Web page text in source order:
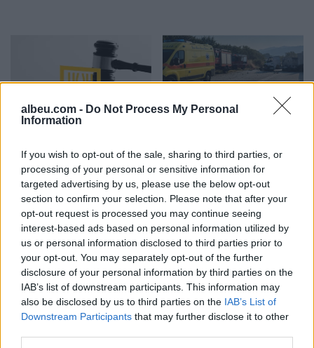
albeu.com - Do Not Process My Personal
Information
If you wish to opt-out of the sale, sharing to third parties, or
processing of your personal or sensitive information for
targeted advertising by us, please use the below opt-out
section to confirm your selection. Please note that after your
opt-out request is processed you may continue seeing
interest-based ads based on personal information utilized by
us or personal information disclosed to third parties prior to
your opt-out. You may separately opt-out of the further
disclosure of your personal information by third parties on the
IAB’s list of downstream participants. This information may
also be disclosed by us to third parties on the IAB’s List of
Downstream Participants that may further disclose it to other
kundërshton rregullat e
reja të GJKKO-së për
median: Të rishikohen
kufizimet ndaj gazetarëve
dhe informimit publik
në aksidentin tragjik/
Ishin nisur për në punë,
por fati u kishte rezervuar
udhëtimin e fundit (FOTO)
Europa nën pushtetin e të
nxehtit ekstrem, Italia
shpall alarm të kuq në të
gjitha qytetet kryesore!
E ardhmja e Kombëtares
shqiptare, firmos si
profesionist me gjigantët
e Premier Ligë: “Djall” i